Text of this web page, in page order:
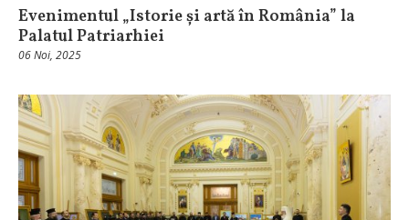
Evenimentul „Istorie și artă în România” la
Palatul Patriarhiei
06 Noi, 2025